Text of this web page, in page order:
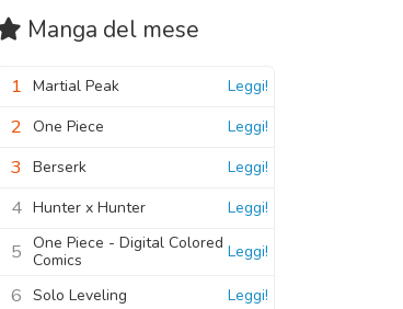
Manga del mese
1 Martial Peak Leggi!
2 One Piece Leggi!
3 Berserk Leggi!
4 Hunter x Hunter Leggi!
5 One Piece - Digital Colored
Comics
Leggi!
6 Solo Leveling Leggi!